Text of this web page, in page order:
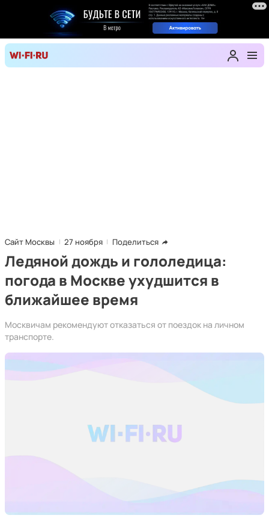
Сайт Москвы 27 ноября Поделиться
Ледяной дождь и гололедица:
погода в Москве ухудшится в
ближайшее время
Москвичам рекомендуют отказаться от поездок на личном
транспорте.